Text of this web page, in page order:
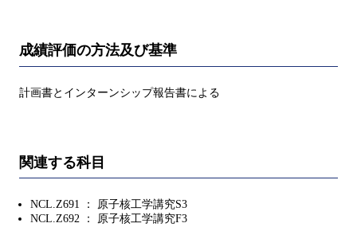
成績評価の方法及び基準
計画書とインターンシップ報告書による
関連する科目
NCL.Z691 ： 原子核工学講究S3
NCL.Z692 ： 原子核工学講究F3